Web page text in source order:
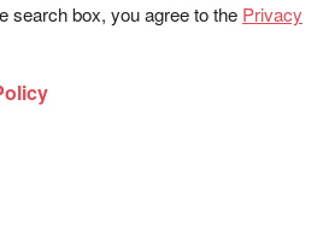
search box, you agree to the Privacy